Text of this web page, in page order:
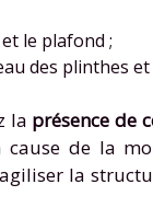
le plafond ;
des plinthes
la présence de
de la
la